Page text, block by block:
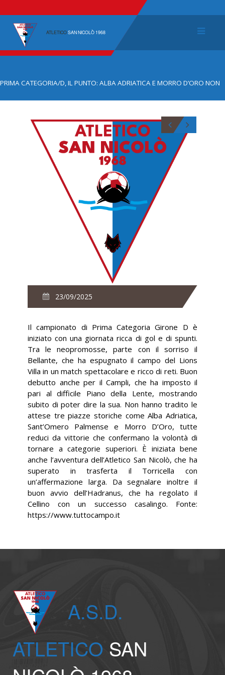
ATLETICOSAN NICOLÒ 1968
PRIMA CATEGORIA/D, IL PUNTO: ALBA ADRIATICA E MORRO D’ORO NON
23/09/2025
Il campionato di Prima Categoria Girone D è
iniziato con una giornata ricca di gol e di spunti.
Tra le neopromosse, parte con il sorriso il
Bellante, che ha espugnato il campo del Lions
Villa in un match spettacolare e ricco di reti. Buon
debutto anche per il Campli, che ha imposto il
pari al difficile Piano della Lente, mostrando
subito di poter dire la sua. Non hanno tradito le
attese tre piazze storiche come Alba Adriatica,
Sant’Omero Palmense e Morro D’Oro, tutte
reduci da vittorie che confermano la volontà di
tornare a categorie superiori. È iniziata bene
anche l’avventura dell’Atletico San Nicolò, che ha
superato in trasferta il Torricella con
un’affermazione larga. Da segnalare inoltre il
buon avvio dell’Hadranus, che ha regolato il
Cellino con un successo casalingo. Fonte:
https://www.tuttocampo.it
A.S.D.
ATLETICO SAN